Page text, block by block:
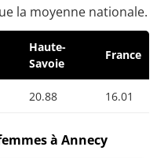
la moyenne nationale.
Haute-
Savoie
France
20.88 16.01
à Annecy